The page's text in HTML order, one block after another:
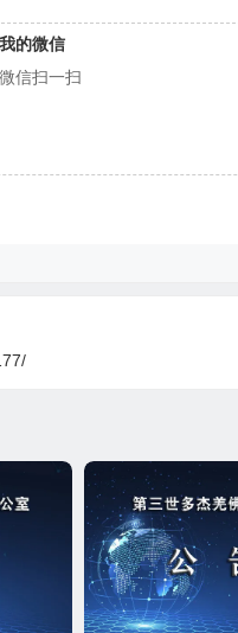
我的微信
微信扫一扫